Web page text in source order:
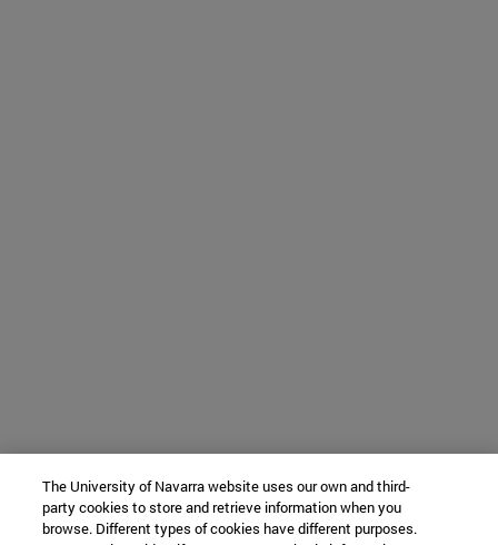
The University of Navarra website uses our own and third-
party cookies to store and retrieve information when you
browse. Different types of cookies have different purposes.